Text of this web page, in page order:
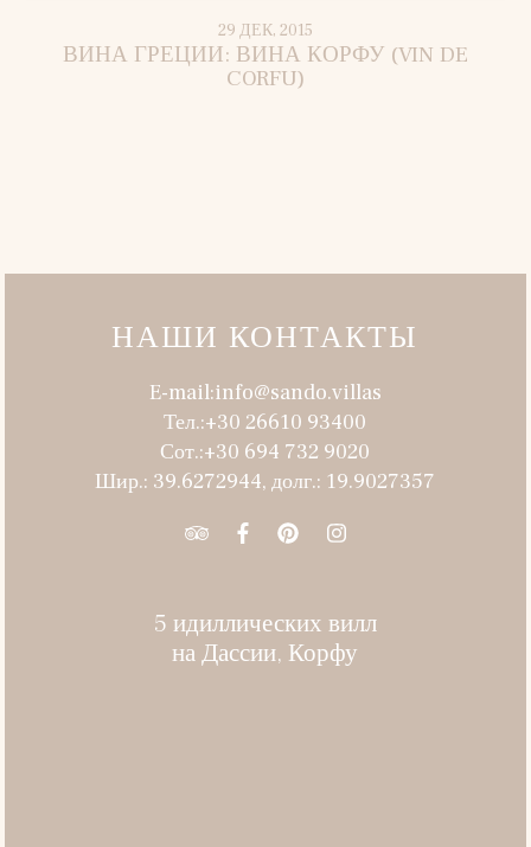
29 ДЕК, 2015
ВИНА ГРЕЦИИ: ВИНА КОРФУ (VIN DE
CORFU)
НАШИ КОНТАКТЫ
E-mail:info@sando.villas
Тел.:+30 26610 93400
Сот.:+30 694 732 9020
Шир.: 39.6272944, долг.: 19.9027357
5 идиллических вилл
на Дассии, Корфу